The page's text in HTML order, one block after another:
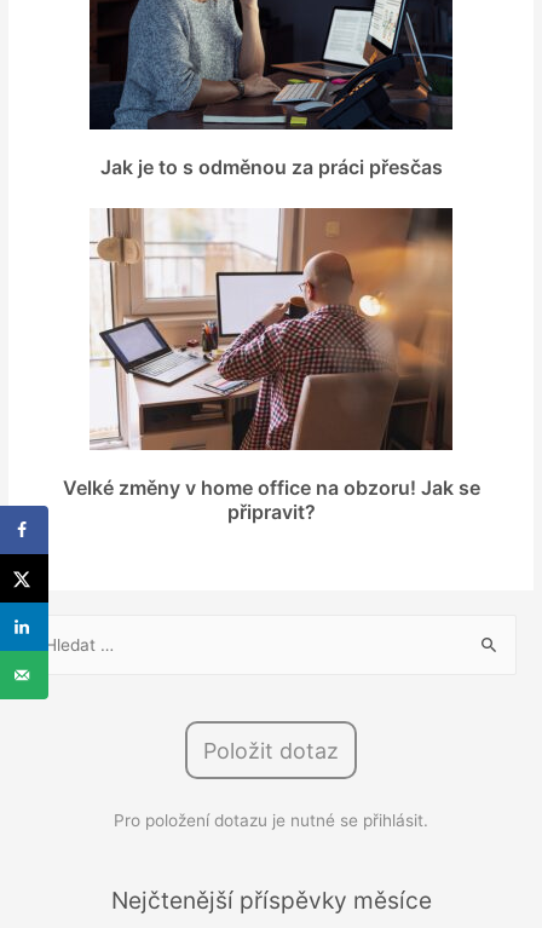
Jak je to s odměnou za práci přesčas
Velké změny v home office na obzoru! Jak se
připravit?
V
Položit dotaz
Pro položení dotazu je nutné se přihlásit.
Nejčtenější příspěvky měsíce